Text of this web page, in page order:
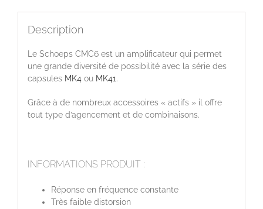
Description
Le Schoeps CMC6 est un amplificateur qui permet
une grande diversité de possibilité avec la série des
capsules MK4ou MK41.
Grâce à de nombreux accessoires « actifs » il offre
tout type d’agencement et de combinaisons.
INFORMATIONS PRODUIT :
Réponse en fréquence constante
Très faible distorsion